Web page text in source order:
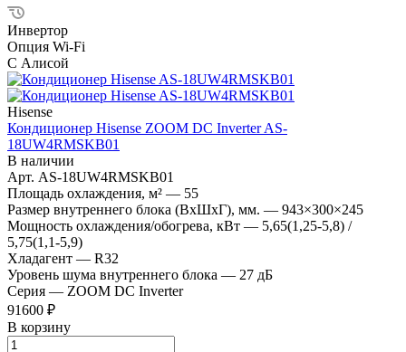
Инвертор
Опция Wi-Fi
С Алисой
Hisense
Кондиционер Hisense ZOOM DC Inverter AS-
18UW4RMSKB01
В наличии
Арт. AS-18UW4RMSKB01
Площадь охлаждения, м² — 55
Размер внутреннего блока (ВхШхГ), мм. — 943×300×245
Мощность охлаждения/обогрева, кВт — 5,65(1,25-5,8) /
5,75(1,1-5,9)
Хладагент — R32
Уровень шума внутреннего блока — 27 дБ
Серия — ZOOM DC Inverter
91600 ₽
В корзину